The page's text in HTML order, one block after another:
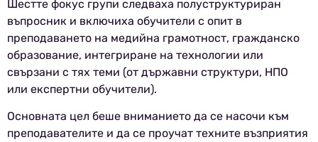
Шестте фокус групи следваха полуструктуриран
въпросник и включиха обучители с опит в
преподаването на медийна грамотност, гражданско
образование, интегриране на технологии или
свързани с тях теми (от държавни структури, НПО
или експертни обучители).
Основната цел беше вниманието да се насочи към
преподавателите и да се проучат техните възприятия